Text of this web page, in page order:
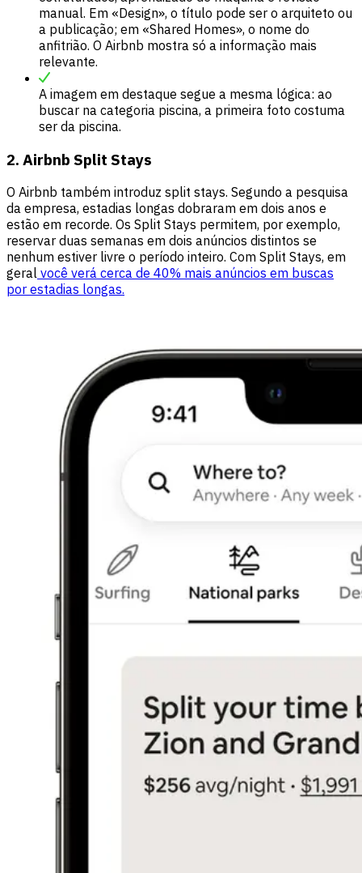
manual. Em «Design», o título pode ser o arquiteto ou
a publicação; em «Shared Homes», o nome do
anfitrião. O Airbnb mostra só a informação mais
relevante.
A imagem em destaque segue a mesma lógica: ao
buscar na categoria piscina, a primeira foto costuma
ser da piscina.
2. Airbnb Split Stays
O Airbnb também introduz split stays. Segundo a pesquisa
da empresa, estadias longas dobraram em dois anos e
estão em recorde. Os Split Stays permitem, por exemplo,
reservar duas semanas em dois anúncios distintos se
nenhum estiver livre o período inteiro. Com Split Stays, em
geral você verá cerca de 40% mais anúncios em buscas
por estadias longas.